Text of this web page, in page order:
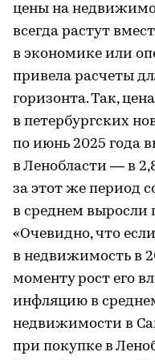
цены на
всегда растут
в экономике или
привела расчеты
горизонта. Так,
в петербургских
по июнь 2025 года
в Ленобласти — в
за этот же период
в среднем выросли
«Очевидно, что
в недвижимость в
моменту рост его
инфляцию в
недвижимости в
при покупке в